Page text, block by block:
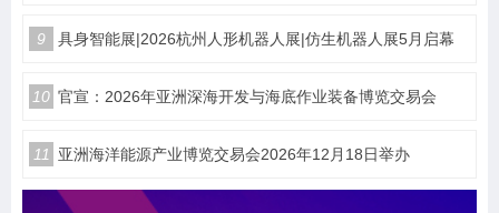
9 具身智能展|2026杭州人形机器人展|仿生机器人展5月启幕
10 官宣：2026年亚洲深海开发与海底作业装备博览交易会
11 亚洲海洋能源产业博览交易会2026年12月18日举办